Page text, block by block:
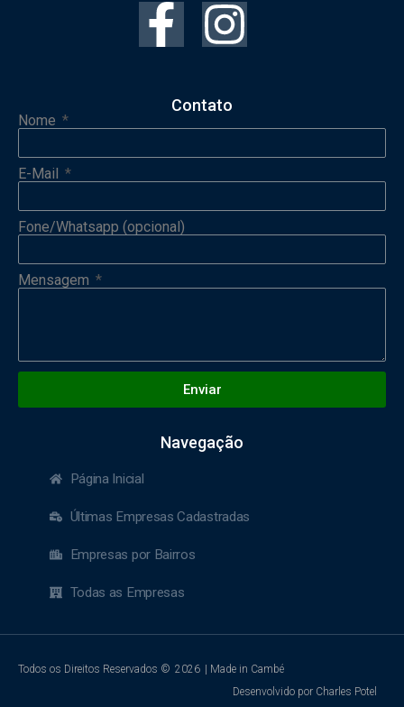
Contato
Nome
E-Mail
Fone/Whatsapp (opcional)
Mensagem
Enviar
Navegação
Página Inicial
Últimas Empresas Cadastradas
Empresas por Bairros
Todas as Empresas
Todos os Direitos Reservados © 2026
| Made in Cambé
Desenvolvido por Charles Potel